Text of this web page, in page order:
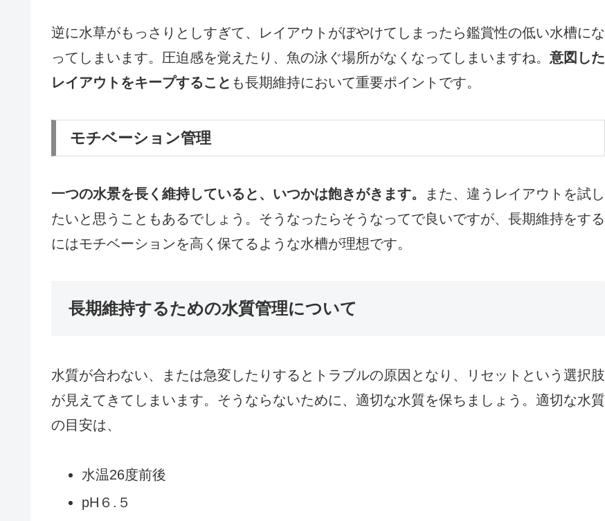
逆に水草がもっさりとしすぎて、レイアウトがぼやけてしまったら鑑賞性の低い水槽にな
ってしまいます。圧迫感を覚えたり、魚の泳ぐ場所がなくなってしまいますね。 意図した
レイアウトをキープすること も長期維持において重要ポイントです。
モチベーション管理
一つの水景を長く維持していると、いつかは飽きがきます。
また、違うレイアウトを試し
たいと思うこともあるでしょう。そうなったらそうなってで良いですが、長期維持をする
にはモチベーションを高く保てるような水槽が理想です。
長期維持するための水質管理について
水質が合わない、または急変したりするとトラブルの原因となり、リセットという選択肢
が見えてきてしまいます。そうならないために、適切な水質を保ちましょう。適切な水質
の目安は、
水温26度前後
pH６.５